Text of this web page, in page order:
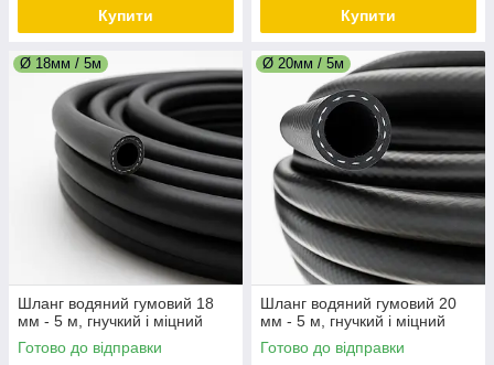
Купити Купити
Ø 18мм / 5м
Шланг водяний гумовий 18
мм - 5 м, гнучкий і міцний
Готово до відправки
Ø 20мм / 5м
Шланг водяний гумовий 20
мм - 5 м, гнучкий і міцний
Готово до відправки